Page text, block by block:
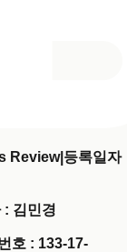
Review| 등록일자
: 김민경
호 : 133-17-